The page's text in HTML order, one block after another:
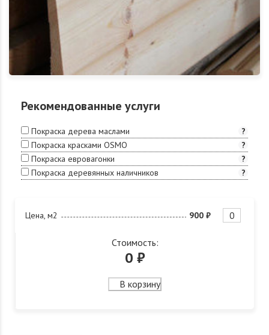
Цена, м2 900 ₽
Стоимость:
0 ₽
В корзину
Рекомендованные услуги
Покраска дерева маслами
?
Покраска красками OSMO
?
Покраска евровагонки
?
Покраска деревянных наличников
?